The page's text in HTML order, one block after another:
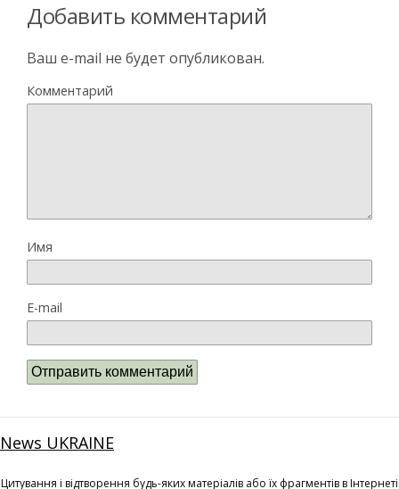
Добавить комментарий
Ваш e-mail не будет опубликован.
Комментарий
Имя
E-mail
News UKRAINE
Цитування і відтворення будь-яких матеріалів або їх фрагментів в Інтернеті